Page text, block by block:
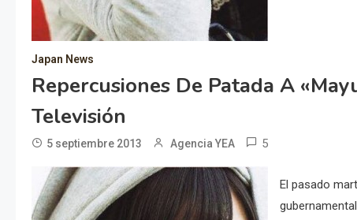
Japan News
Repercusiones De Patada A
Televisión
5 septiembre 2013 Agencia YEA 5
El pasado